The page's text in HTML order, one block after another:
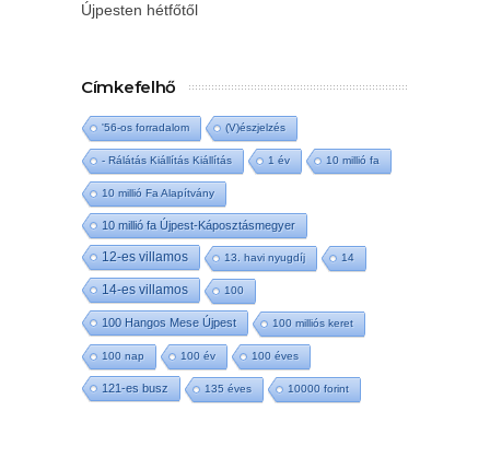
Újpesten hétfőtől
Címkefelhő
'56-os forradalom (V)észjelzés
- Rálátás Kiállítás Kiállítás 1 év 10 millió fa
10 millió Fa Alapítvány
10 millió fa Újpest-Káposztásmegyer
12-es villamos 13. havi nyugdíj 14
14-es villamos 100
100 Hangos Mese Újpest 100 milliós keret
100 nap 100 év 100 éves
121-es busz 135 éves 10000 forint